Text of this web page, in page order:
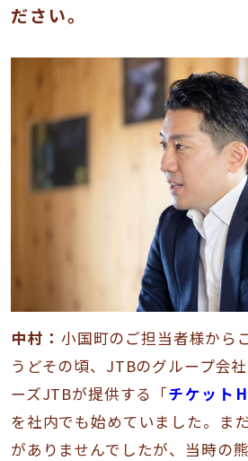
ださい。
中村： 小国町のご担当者様から
うどその頃、JTBのグループ会
ーズJTBが提供する「チケット
を社内でも始めていました。ま
がありませんでしたが、当時の